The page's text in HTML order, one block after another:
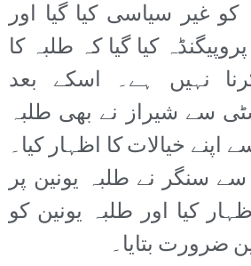
غیر سیاسی کیا گیا اور
کیا گیا کہ طلبہ کا
نہیں ہے۔ اسکے بعد
سے شیراز نے بھی طلبہ
اپنے خیالات کا اظہار کیا۔
سنگر نے طلبہ یونین پر
کیا اور طلبہ یونین کو
ضرورت بتایا۔